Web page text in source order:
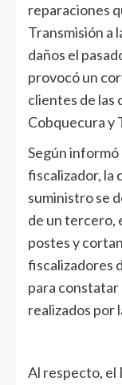
reparaciones
Transmisión a
daños el
provocó un
clientes de las
Cobquecura y
Según informó
fiscalizador, la
suministro se
de un tercero,
postes y
fiscalizadores
para constatar
realizados por
Al respecto, el